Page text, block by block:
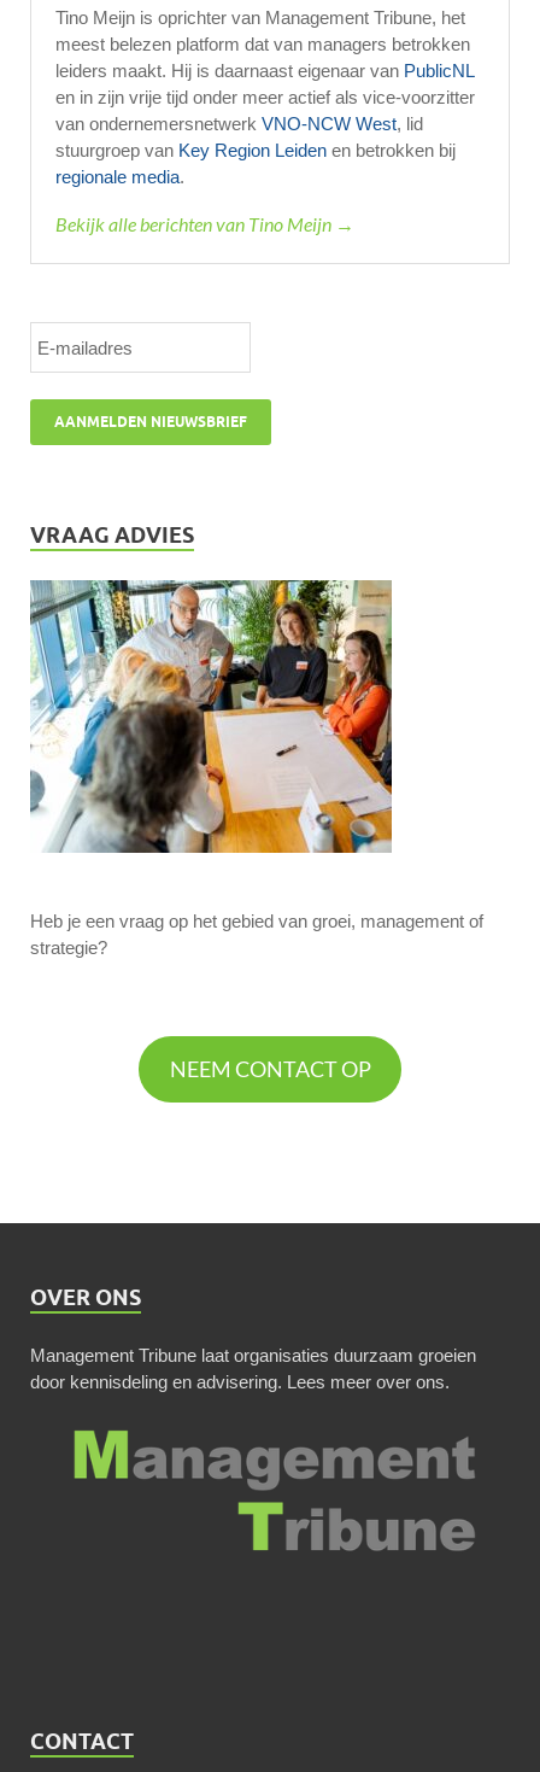
Tino Meijn is oprichter van Management Tribune, het
meest belezen platform dat van managers betrokken
leiders maakt. Hij is daarnaast eigenaar van PublicNL
en in zijn vrije tijd onder meer actief als vice-voorzitter
van ondernemersnetwerk VNO-NCW West, lid
stuurgroep van Key Region Leiden en betrokken bij
regionale media.
Bekijk alle berichten van Tino Meijn →
VRAAG ADVIES
Heb je een vraag op het gebied van groei, management of
strategie?
NEEM CONTACT OP
OVER ONS
Management Tribune laat organisaties duurzaam groeien
door kennisdeling en advisering. Lees meer over ons.
CONTACT